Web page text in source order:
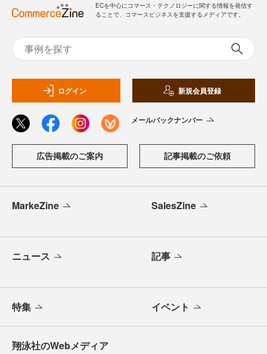
ECを中心にコマース・テクノロジーに関する情報を発信す
ることで、コマースビジネスを支援するメディアです。
ログイン 新規会員登録
メールバックナンバー
広告掲載のご案内 記事掲載のご依頼
MarkeZine SalesZine
ニュース 記事
特集 イベント
翔泳社のWebメディア